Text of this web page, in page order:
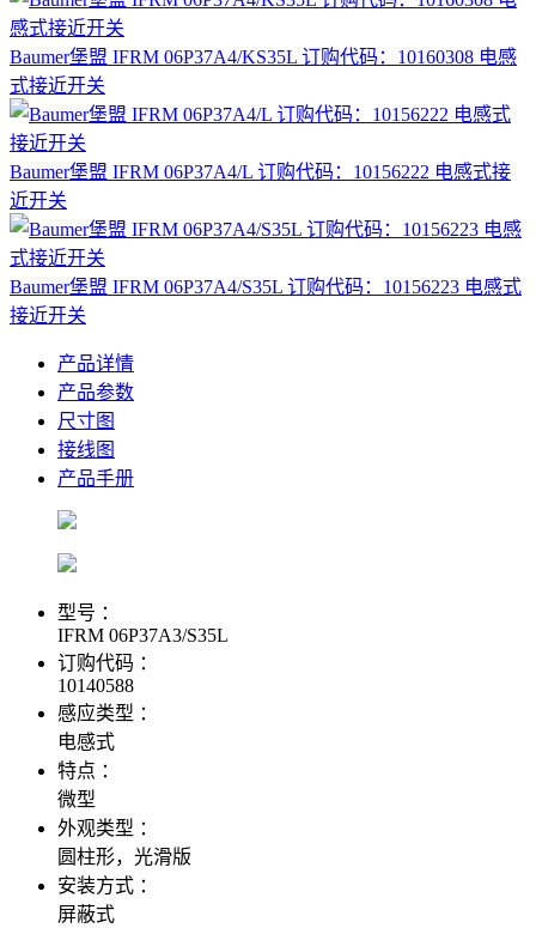
Baumer堡盟 IFRM 06P37A4/KS35L 订购代码：10160308 电感
式接近开关
Baumer堡盟 IFRM 06P37A4/L 订购代码：10156222 电感式接
近开关
Baumer堡盟 IFRM 06P37A4/S35L 订购代码：10156223 电感式
接近开关
产品详情
产品参数
尺寸图
接线图
产品手册
型号 ：
IFRM 06P37A3/S35L
订购代码 ：
10140588
感应类型 ：
电感式
特点 ：
微型
外观类型 ：
圆柱形，光滑版
安装方式 ：
屏蔽式